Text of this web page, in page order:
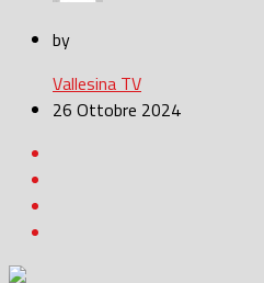
by
Vallesina TV
26 Ottobre 2024